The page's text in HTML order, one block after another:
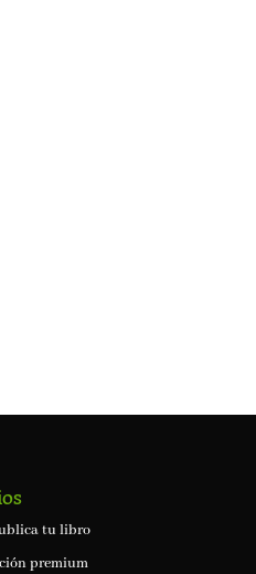
tu libro
premium